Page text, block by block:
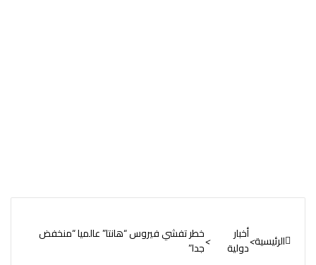
الرئيسية>أخبار
دولية
>خطر تفشي فيروس “هانتا” عالميا “منخفض
جدا”